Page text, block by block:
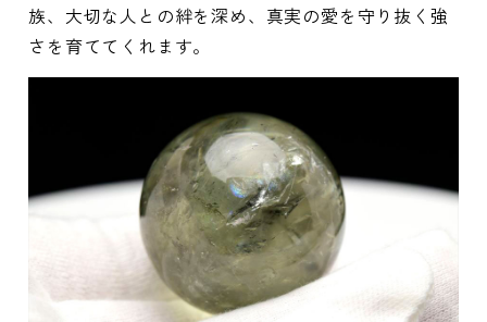
族、大切な人との絆を深め、真実の愛を守り抜く強
さを育ててくれます。